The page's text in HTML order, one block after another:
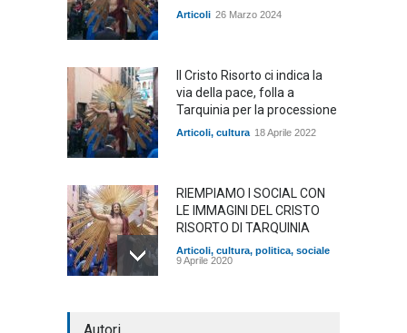
Articoli 26 Marzo 2024
Il Cristo Risorto ci indica la
via della pace, folla a
Tarquinia per la processione
Articoli, cultura 18 Aprile 2022
RIEMPIAMO I SOCIAL CON
LE IMMAGINI DEL CRISTO
RISORTO DI TARQUINIA
Articoli, cultura, politica, sociale
9 Aprile 2020